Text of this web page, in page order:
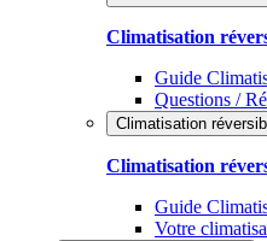
Climatisation
Guide
Questions /
Climatisation
Climatisation
Guide
Votre